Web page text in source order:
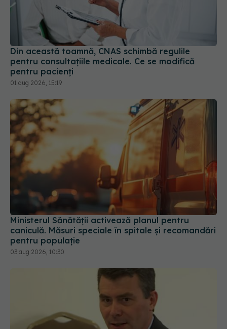
Din această toamnă, CNAS schimbă regulile
pentru consultațiile medicale. Ce se modifică
pentru pacienți
01 aug 2026, 15:19
Ministerul Sănătății activează planul pentru
caniculă. Măsuri speciale în spitale și recomandări
pentru populație
03 aug 2026, 10:30